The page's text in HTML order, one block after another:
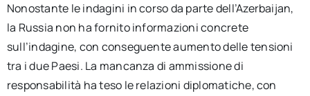
Nonostante le indagini in corso da parte dell’Azerbaijan,
la Russia non ha fornito informazioni concrete
sull’indagine, con conseguente aumento delle tensioni
tra i due Paesi. La mancanza di ammissione di
responsabilità ha teso le relazioni diplomatiche, con